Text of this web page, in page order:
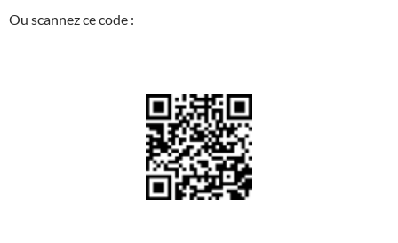
Ou scannez ce code :